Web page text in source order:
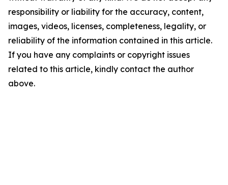
responsibility or liability for the accuracy, content,
images, videos, licenses, completeness, legality, or
reliability of the information contained in this article.
If you have any complaints or copyright issues
related to this article, kindly contact the author
above.